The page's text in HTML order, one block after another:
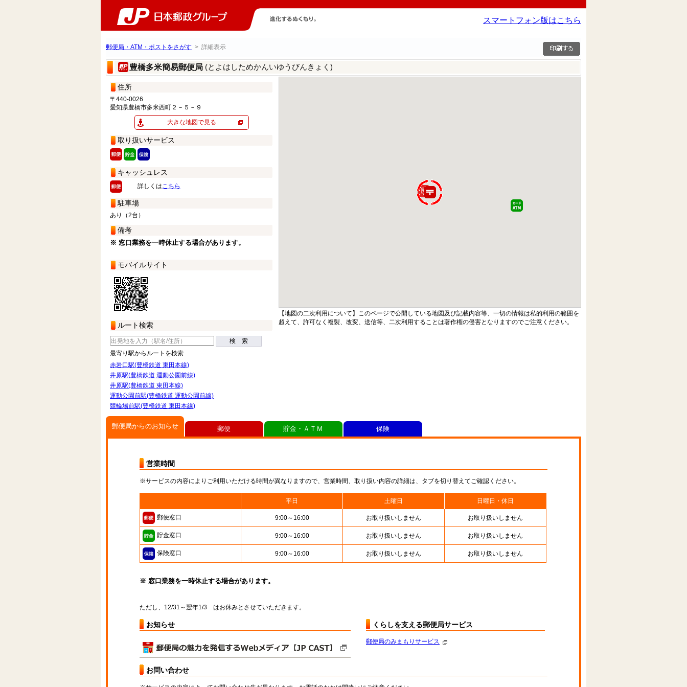
スマートフォン版はこちら
郵便局・ATM・ポストをさがす > 詳細表示
豊橋多米簡易郵便局 (とよはしためかんいゆうびんきょく)
住所
〒440-0026
愛知県豊橋市多米西町２－５－９
大きな地図で見る
取り扱いサービス
キャッシュレス
詳しくはこちら
駐車場
あり（2台）
備考
※ 窓口業務を一時休止する場合があります。
モバイルサイト
ルート検索
検 索
最寄り駅からルートを検索
赤岩口駅(豊橋鉄道 東田本線)
井原駅(豊橋鉄道 運動公園前線)
井原駅(豊橋鉄道 東田本線)
運動公園前駅(豊橋鉄道 運動公園前線)
競輪場前駅(豊橋鉄道 東田本線)
【地図の二次利用について】このページで公開している地図及び記載内容等、一切の情報は私的利用の範囲を
超えて、許可なく複製、改変、送信等、二次利用することは著作権の侵害となりますのでご注意ください。
郵便局からのお知らせ
営業時間
※サービスの内容によりご利用いただける時間が異なりますので、営業時間、取り扱い内容の詳細は、タブを切り替えてご確認ください。
平日 土曜日 日曜日・休日
郵便窓口 9:00～16:00 お取り扱いしません お取り扱いしません
貯金窓口 9:00～16:00 お取り扱いしません お取り扱いしません
保険窓口 9:00～16:00 お取り扱いしません お取り扱いしません
※ 窓口業務を一時休止する場合があります。
ただし、12/31～翌年1/3 はお休みとさせていただきます。
お知らせ くらしを支える郵便局サービス
郵便局のみまもりサービス
お問い合わせ
郵便 貯金・ＡＴＭ 保険